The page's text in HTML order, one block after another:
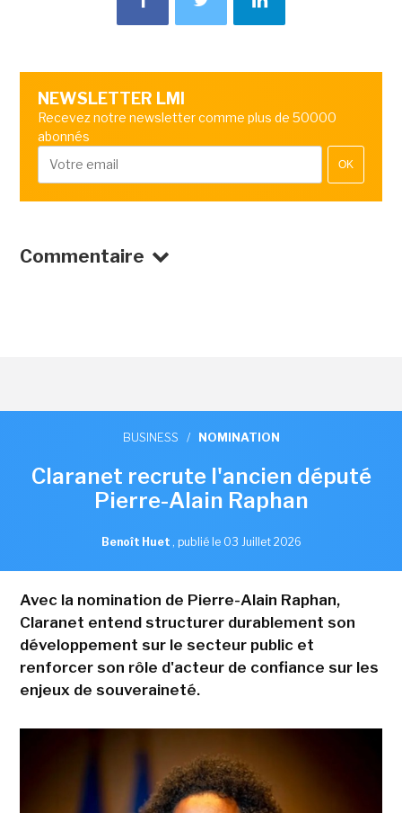
NEWSLETTER LMI
Recevez notre newsletter comme plus de 50000
abonnés
OK
Commentaire
BUSINESS / NOMINATION
Claranet recrute l'ancien député
Pierre-Alain Raphan
Benoît Huet , publié le 03 Juillet 2026
Avec la nomination de Pierre-Alain Raphan,
Claranet entend structurer durablement son
développement sur le secteur public et
renforcer son rôle d'acteur de confiance sur les
enjeux de souveraineté.